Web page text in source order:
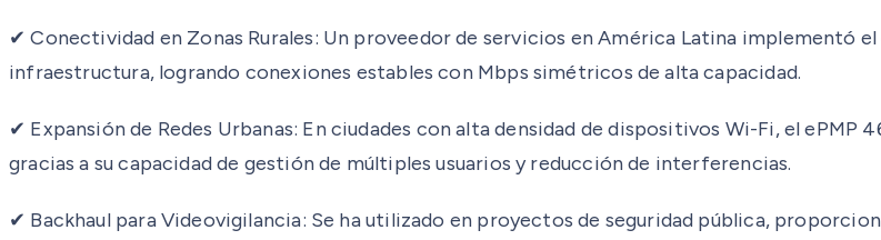
✔ Conectividad en Zonas Rurales: Un proveedor de servicios en América Latina implementó
infraestructura, logrando conexiones estables con Mbps simétricos de alta capacidad.
✔ Expansión de Redes Urbanas: En ciudades con alta densidad de dispositivos Wi-Fi, el
gracias a su capacidad de gestión de múltiples usuarios y reducción de interferencias.
✔ Backhaul para Videovigilancia: Se ha utilizado en proyectos de seguridad pública,